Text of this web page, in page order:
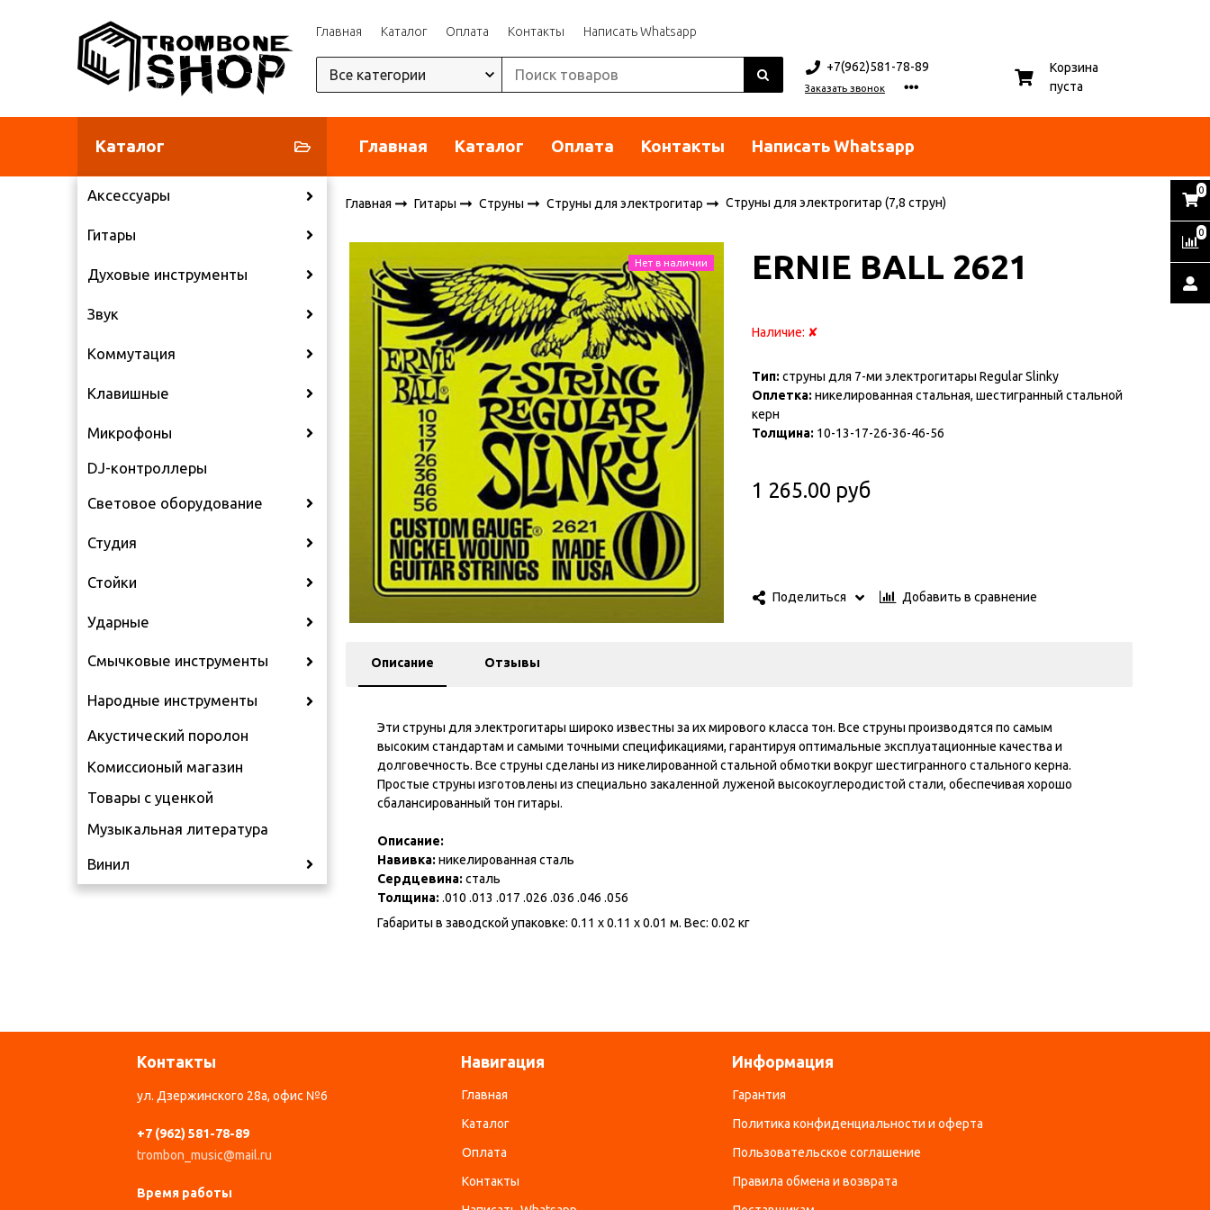
Главная Каталог Оплата Контакты Написать Whatsapp
+7(962)581-78-89
Заказать звонок
Корзина
пуста
Каталог Главная Каталог Оплата Контакты Написать Whatsapp
Аксессуары
Гитары
Духовые инструменты
Звук
Коммутация
Клавишные
Микрофоны
DJ-контроллеры
Световое оборудование
Студия
Стойки
Ударные
Смычковые инструменты
Народные инструменты
Акустический поролон
Комиссионый магазин
Товары с уценкой
Музыкальная литература
Винил
Главная Гитары Струны Струны для электрогитар Струны для электрогитар (7,8 струн)
Нет в наличии ERNIE BALL 2621
Наличие: ✘
Тип: струны для 7-ми электрогитары Regular Slinky
Оплетка: никелированная стальная, шестигранный стальной
керн
Толщина: 10-13-17-26-36-46-56
1 265.00 руб
Поделиться Добавить в сравнение
Описание Отзывы
Эти струны для электрогитары широко известны за их мирового класса тон. Все струны производятся по самым
высоким стандартам и самыми точными спецификациями, гарантируя оптимальные эксплуатационные качества и
долговечность. Все струны сделаны из никелированной стальной обмотки вокруг шестигранного стального керна.
Простые струны изготовлены из специально закаленной луженой высокоуглеродистой стали, обеспечивая хорошо
сбалансированный тон гитары.
Описание:
Навивка: никелированная сталь
Сердцевина: сталь
Толщина: .010 .013 .017 .026 .036 .046 .056
Габариты в заводской упаковке: 0.11 x 0.11 x 0.01 м. Вес: 0.02 кг
0
0
Навигация
Главная
Каталог
Оплата
Контакты
Информация
Гарантия
Политика конфиденциальности и оферта
Пользовательское соглашение
Правила обмена и возврата
Контакты
ул. Дзержинского 28а, офис №6
+7 (962) 581-78-89
trombon_music@mail.ru
Время работы